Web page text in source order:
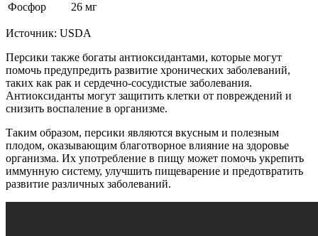
Фосфор
26 мг
Источник: USDA
Персики также богаты антиоксидантами, которые могут
помочь предупредить развитие хронических заболеваний,
таких как рак и сердечно-сосудистые заболевания.
Антиоксиданты могут защитить клетки от повреждений и
снизить воспаление в организме.
Таким образом, персики являются вкусным и полезным
плодом, оказывающим благотворное влияние на здоровье
организма. Их употребление в пищу может помочь укрепить
иммунную систему, улучшить пищеварение и предотвратить
развитие различных заболеваний.